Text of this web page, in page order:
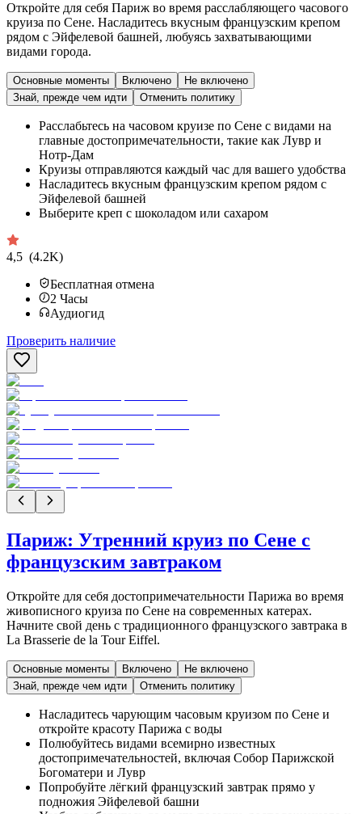
Откройте для себя Париж во время расслабляющего часового
круиза по Сене. Насладитесь вкусным французским крепом
рядом с Эйфелевой башней, любуясь захватывающими
видами города.
Основные моменты Включено
Не включено
Знай, прежде чем идти
Отменить политику
Расслабьтесь на часовом круизе по Сене с видами на
главные достопримечательности, такие как Лувр и
Нотр-Дам
Круизы отправляются каждый час для вашего удобства
Насладитесь вкусным французским крепом рядом с
Эйфелевой башней
Выберите креп с шоколадом или сахаром
4,5 (4.2K)
Бесплатная отмена
2 Часы
Аудиогид
Проверить наличие
Париж: Утренний круиз по Сене с
французским завтраком
Откройте для себя достопримечательности Парижа во время
живописного круиза по Сене на современных катерах.
Начните свой день с традиционного французского завтрака в
La Brasserie de la Tour Eiffel.
Основные моменты Включено
Не включено
Знай, прежде чем идти
Отменить политику
Насладитесь чарующим часовым круизом по Сене и
откройте красоту Парижа с воды
Полюбуйтесь видами всемирно известных
достопримечательностей, включая Собор Парижской
Богоматери и Лувр
Попробуйте лёгкий французский завтрак прямо у
подножия Эйфелевой башни